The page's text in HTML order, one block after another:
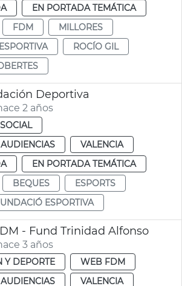
EN PORTADA TEMÁTICA
FDM
MILLORES
ROCÍO GIL
Deportiva
2 años
VALENCIA
EN PORTADA TEMÁTICA
BEQUES
ESPORTS
ESPORTIVA
- Fund Trinidad Alfonso
3 años
Y DEPORTE
WEB FDM
VALENCIA